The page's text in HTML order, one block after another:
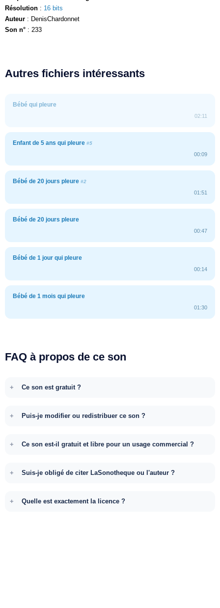
Résolution : 16 bits
Auteur : DenisChardonnet
Son n° : 233
Autres fichiers intéressants
Bébé qui pleure
02:11
Enfant de 5 ans qui pleure #5
00:09
Bébé de 20 jours pleure #2
01:51
Bébé de 20 jours pleure
00:47
Bébé de 1 jour qui pleure
00:14
Bébé de 1 mois qui pleure
01:30
FAQ à propos de ce son
Ce son est gratuit ?
Puis-je modifier ou redistribuer ce son ?
Ce son est-il gratuit et libre pour un usage commercial ?
Suis-je obligé de citer LaSonotheque ou l'auteur ?
Quelle est exactement la licence ?